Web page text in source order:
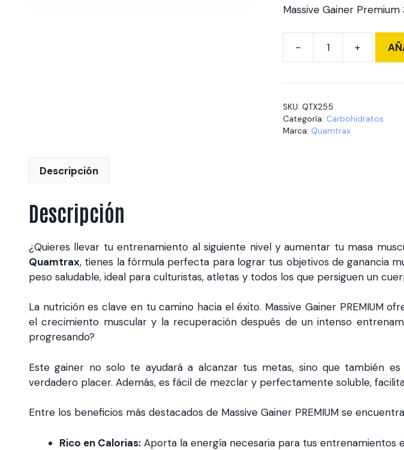
Massive Gainer
PREMIUM
Kg.
Choco
SKU:QTX255
Categoría: Carbohidratos
Marca: Quamtrax
Descripción
Descripción
¿Quieres llevar tu entrenamiento al siguiente nivel y aumentar tu masa
Quamtrax, tienes la fórmula perfecta para lograr tus objetivos de ganancia
peso saludable, ideal para culturistas, atletas y todos los que persiguen un
La nutrición es clave en tu camino hacia el éxito. Massive Gainer PREMIUM
el crecimiento muscular y la recuperación después de un intenso
progresando?
Este gainer no solo te ayudará a alcanzar tus metas, sino que también
verdadero placer. Además, es fácil de mezclar y perfectamente soluble,
Entre los beneficios más destacados de Massive Gainer PREMIUM se
Rico en Calorias: Aporta la energía necesaria para tus entrenamientos